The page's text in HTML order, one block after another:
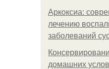
Аркоксиа:
лечению
заболеваний
домашних